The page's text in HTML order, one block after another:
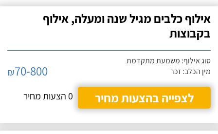
אילוף כלבים מגיל שנה ומעלה, אילוף
בקבוצות
סוג אילוף: משמעת מתקדמת
מין הכלב: זכר
₪70-800
לצפייה בהצעות מחיר
0 הצעות מחיר